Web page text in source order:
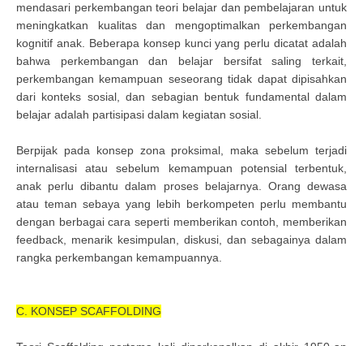
mendasari perkembangan teori belajar dan pembelajaran untuk
meningkatkan kualitas dan mengoptimalkan perkembangan
kognitif anak. Beberapa konsep kunci yang perlu dicatat adalah
bahwa perkembangan dan belajar bersifat saling terkait,
perkembangan kemampuan seseorang tidak dapat dipisahkan
dari konteks sosial, dan sebagian bentuk fundamental dalam
belajar adalah partisipasi dalam kegiatan sosial.
Berpijak pada konsep zona proksimal, maka sebelum terjadi
internalisasi atau sebelum kemampuan potensial terbentuk,
anak perlu dibantu dalam proses belajarnya. Orang dewasa
atau teman sebaya yang lebih berkompeten perlu membantu
dengan berbagai cara seperti memberikan contoh, memberikan
feedback, menarik kesimpulan, diskusi, dan sebagainya dalam
rangka perkembangan kemampuannya.
C. KONSEP SCAFFOLDING